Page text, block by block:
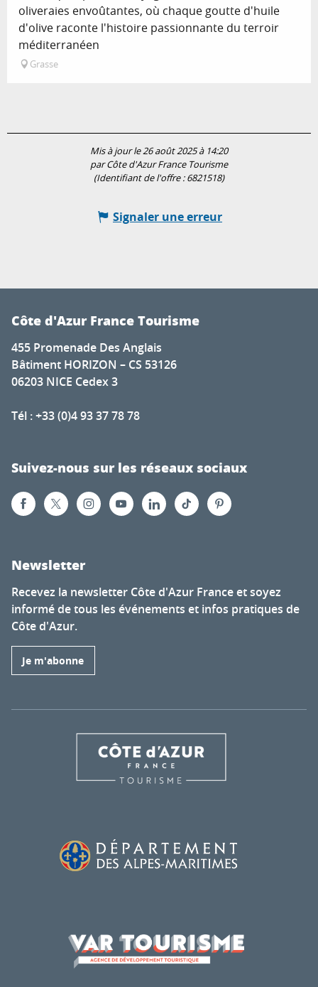
oliveraies envoûtantes, où chaque goutte d'huile
d'olive raconte l'histoire passionnante du terroir
méditerranéen
Grasse
Mis à jour le 26 août 2025 à 14:20
par Côte d'Azur France Tourisme
(Identifiant de l'offre :6821518)
Signaler une erreur
Côte d'Azur France Tourisme
455 Promenade Des Anglais
Bâtiment HORIZON – CS 53126
06203 NICE Cedex 3
Tél : +33 (0)4 93 37 78 78
Suivez-nous sur les réseaux sociaux
Newsletter
Recevez la newsletter Côte d'Azur France et soyez
informé de tous les événements et infos pratiques de
Côte d'Azur.
Je m'abonne